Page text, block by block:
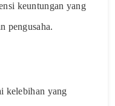
keuntungan yang
pengusaha.
kelebihan yang